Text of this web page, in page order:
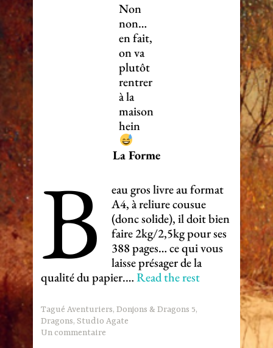
Non
non…
en fait,
on va
plutôt
rentrer
à la
maison
hein
La Forme
B
eau gros livre au format
A4, à reliure cousue
(donc solide), il doit bien
faire 2kg/2,5kg pour ses
388 pages… ce qui vous
laisse présager de la
qualité du papier.…Read the rest
TaguéAventuriers,Donjons & Dragons 5,
Dragons,Studio Agate
Un commentaire